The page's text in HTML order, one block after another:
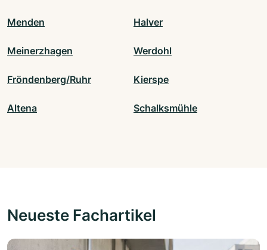
Menden Halver
Meinerzhagen Werdohl
Fröndenberg/Ruhr Kierspe
Altena Schalksmühle
Neueste Fachartikel